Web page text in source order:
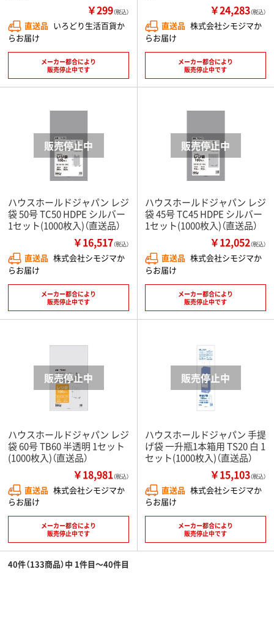
￥299（税込）
直送品 いろどり生活百貨か
らお届け
メーカー都合により
販売停止中です
￥24,283（税込）
直送品 株式会社シモジマか
らお届け
メーカー都合により
販売停止中です
ハウスホールドジャパン レジ
袋 50号 TC50 HDPE シルバー
1セット(1000枚入)（直送品）
￥16,517（税込）
直送品 株式会社シモジマか
らお届け
メーカー都合により
販売停止中です
ハウスホールドジャパン レジ
袋 45号 TC45 HDPE シルバー
1セット(1000枚入)（直送品）
￥12,052（税込）
直送品 株式会社シモジマか
らお届け
メーカー都合により
販売停止中です
ハウスホールドジャパン レジ
袋 60号 TB60 半透明 1セット
(1000枚入)（直送品）
￥18,981（税込）
直送品 株式会社シモジマか
らお届け
メーカー都合により
販売停止中です
ハウスホールドジャパン 手提
げ袋 一升瓶1本箱用 TS20 白 1
セット(1000枚入)（直送品）
￥15,103（税込）
直送品 株式会社シモジマか
らお届け
メーカー都合により
販売停止中です
40件（133商品）中 1件目～40件目